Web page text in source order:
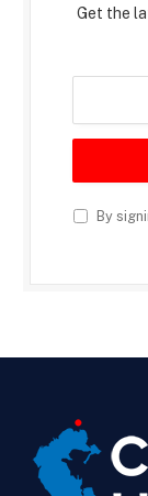
Get the
By